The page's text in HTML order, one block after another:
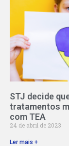
STJ decide
tratamentos
com TEA
24 de abril de 2023
Ler mais +